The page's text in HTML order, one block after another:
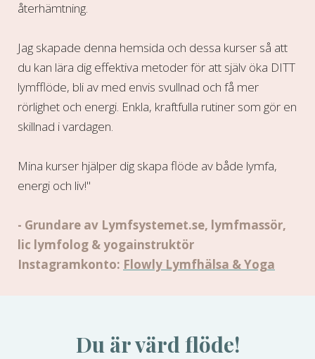
återhämtning.
Jag skapade denna hemsida och dessa kurser så att
du kan lära dig effektiva metoder för att själv öka DITT
lymfflöde, bli av med envis svullnad och få mer
rörlighet och energi. Enkla, kraftfulla rutiner som gör en
skillnad i vardagen.
Mina kurser hjälper dig skapa flöde av både lymfa,
energi och liv!"
- Grundare av Lymfsystemet.se, lymfmassör,
lic lymfolog & yogainstruktör
Instagramkonto: Flowly Lymfhälsa & Yoga
Du är värd flöde!